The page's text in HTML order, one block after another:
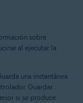
sobre
al ejecutar la
una instantánea
Guardar
si se produce